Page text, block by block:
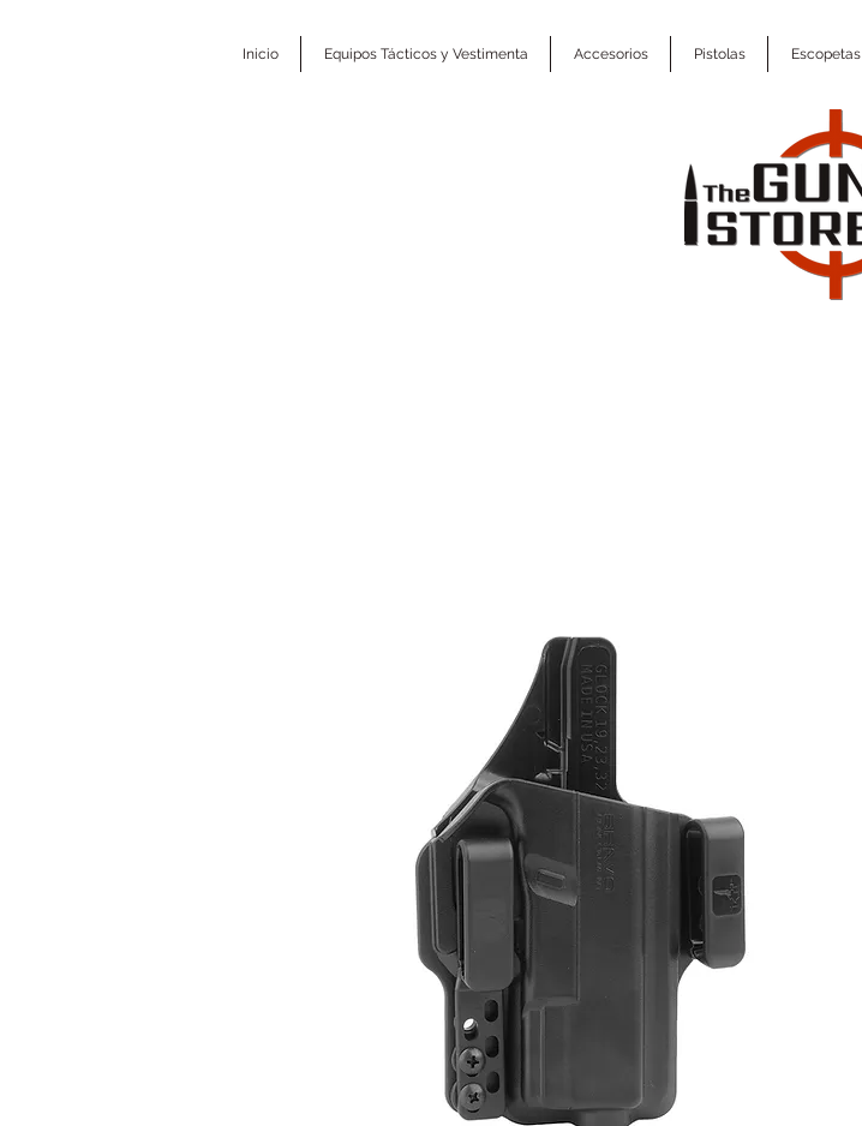
Inicio Equipos Tácticos y Vestimenta Accesorios Pistolas Escopetas